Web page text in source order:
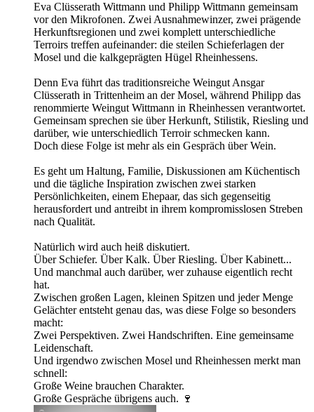
Eva Clüsserath Wittmann und Philipp Wittmann gemeinsam
vor den Mikrofonen. Zwei Ausnahmewinzer, zwei prägende
Herkunftsregionen und zwei komplett unterschiedliche
Terroirs treffen aufeinander: die steilen Schieferlagen der
Mosel und die kalkgeprägten Hügel Rheinhessens.
Denn Eva führt das traditionsreiche Weingut Ansgar
Clüsserath in Trittenheim an der Mosel, während Philipp das
renommierte Weingut Wittmann in Rheinhessen verantwortet.
Gemeinsam sprechen sie über Herkunft, Stilistik, Riesling und
darüber, wie unterschiedlich Terroir schmecken kann.
Doch diese Folge ist mehr als ein Gespräch über Wein.
Es geht um Haltung, Familie, Diskussionen am Küchentisch
und die tägliche Inspiration zwischen zwei starken
Persönlichkeiten, einem Ehepaar, das sich gegenseitig
herausfordert und antreibt in ihrem kompromisslosen Streben
nach Qualität.
Natürlich wird auch heiß diskutiert.
Über Schiefer. Über Kalk. Über Riesling. Über Kabinett...
Und manchmal auch darüber, wer zuhause eigentlich recht
hat.
Zwischen großen Lagen, kleinen Spitzen und jeder Menge
Gelächter entsteht genau das, was diese Folge so besonders
macht:
Zwei Perspektiven. Zwei Handschriften. Eine gemeinsame
Leidenschaft.
Und irgendwo zwischen Mosel und Rheinhessen merkt man
schnell:
Große Weine brauchen Charakter.
Große Gespräche übrigens auch. 🍷